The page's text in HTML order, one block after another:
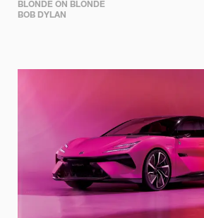
BLONDE ON BLONDE
BOB DYLAN